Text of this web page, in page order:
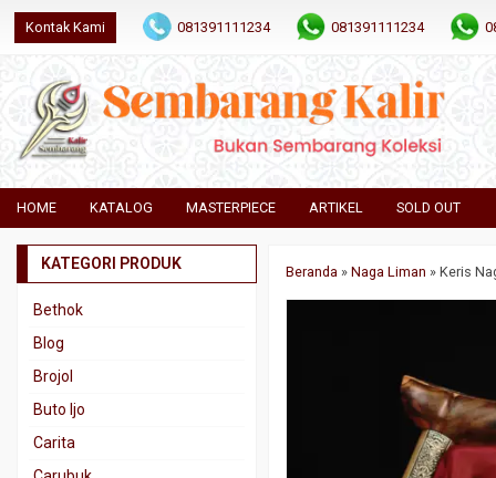
Kontak Kami 081391111234 081391111234
HOME KATALOG MASTERPIECE ARTIKEL SOLD OUT
Beranda» Naga Liman » Keris
KATEGORI PRODUK
Bethok
Blog
Brojol
Buto Ijo
Carita